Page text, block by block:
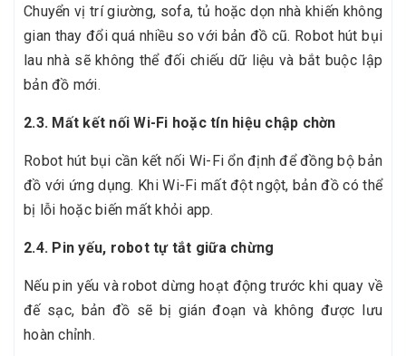
Chuyển vị trí giường, sofa, tủ hoặc dọn nhà khiến không
gian thay đổi quá nhiều so với bản đồ cũ. Robot hút bụi
lau nhà sẽ không thể đối chiếu dữ liệu và bắt buộc lập
bản đồ mới.
2.3. Mất kết nối Wi-Fi hoặc tín hiệu chập chờn
Robot hút bụi cần kết nối Wi-Fi ổn định để đồng bộ bản
đồ với ứng dụng. Khi Wi-Fi mất đột ngột, bản đồ có thể
bị lỗi hoặc biến mất khỏi app.
2.4. Pin yếu, robot tự tắt giữa chừng
Nếu pin yếu và robot dừng hoạt động trước khi quay về
đế sạc, bản đồ sẽ bị gián đoạn và không được lưu
hoàn chỉnh.